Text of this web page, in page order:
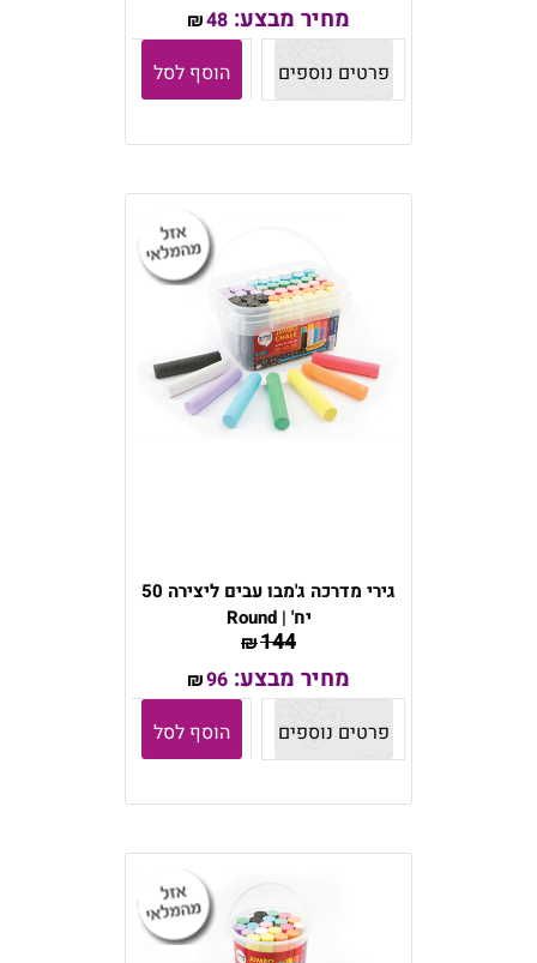
מחיר מבצע: ₪48
פרטים נוספים
הוסף לסל
גירי מדרכה ג'מבו עבים ליצירה 50
יח' | Round
₪144
מחיר מבצע: ₪96
פרטים נוספים
הוסף לסל